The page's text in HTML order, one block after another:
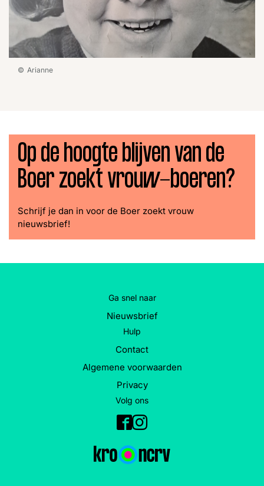
Arianne
Op de hoogte blijven van de
Boer zoekt vrouw-boeren?
Schrijf je dan in voor de Boer zoekt vrouw
nieuwsbrief!
Ga snel naar
Nieuwsbrief
Hulp
Contact
Algemene voorwaarden
Privacy
Volg ons
Facebook
Instagram